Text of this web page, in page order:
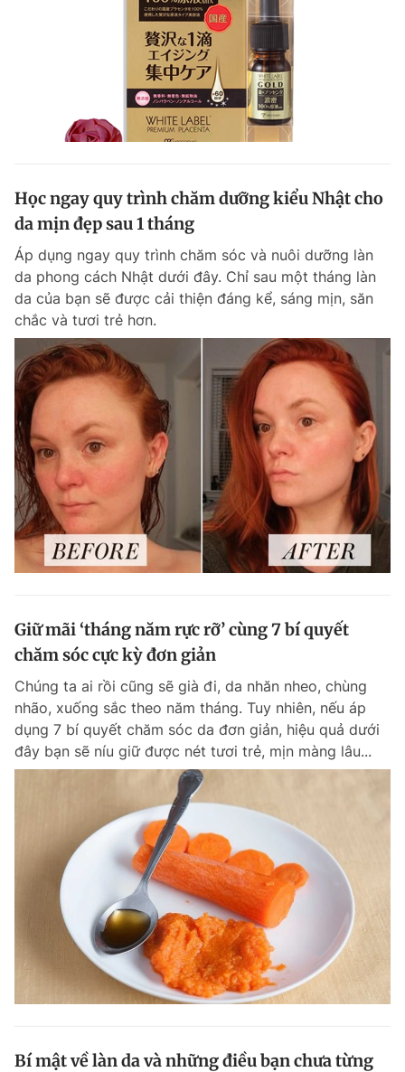
Học ngay quy trình chăm dưỡng kiểu Nhật cho
da mịn đẹp sau 1 tháng
Áp dụng ngay quy trình chăm sóc và nuôi dưỡng làn
da phong cách Nhật dưới đây. Chỉ sau một tháng làn
da của bạn sẽ được cải thiện đáng kể, sáng mịn, săn
chắc và tươi trẻ hơn.
Giữ mãi ‘tháng năm rực rỡ’ cùng 7 bí quyết
chăm sóc cực kỳ đơn giản
Chúng ta ai rồi cũng sẽ già đi, da nhăn nheo, chùng
nhão, xuống sắc theo năm tháng. Tuy nhiên, nếu áp
dụng 7 bí quyết chăm sóc da đơn giản, hiệu quả dưới
đây bạn sẽ níu giữ được nét tươi trẻ, mịn màng lâu...
Bí mật về làn da và những điều bạn chưa từng